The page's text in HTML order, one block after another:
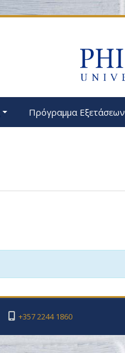
Πρόγραμμα Εξετάσεων
στα φόρουμ
+357 2244 1860